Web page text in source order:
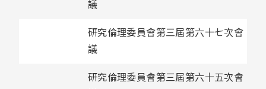
議
研究倫理委員會第三屆第六十七次會
議
研究倫理委員會第三屆第六十五次會